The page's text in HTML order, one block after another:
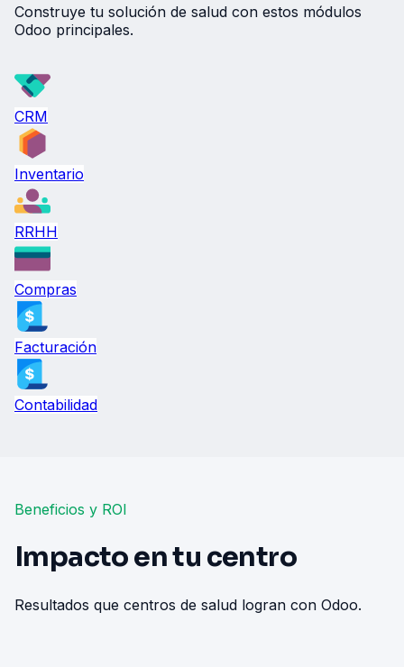
Construye tu solución de salud con estos módulos
Odoo principales.
CRM
Inventario
RRHH
Compras
Facturación
Contabilidad
Beneficios y ROI
Impacto en tu centro
Resultados que centros de salud logran con Odoo.